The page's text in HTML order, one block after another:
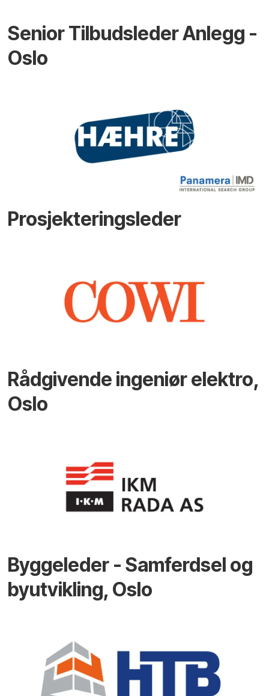
Senior Tilbudsleder Anlegg -
Oslo
Prosjekteringsleder
Rådgivende ingeniør elektro,
Oslo
Byggeleder - Samferdsel og
byutvikling, Oslo